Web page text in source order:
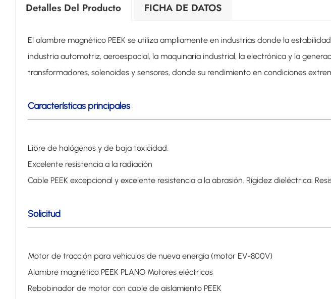
Detalles Del Producto FICHA DE DATOS
El alambre magnético PEEK se utiliza ampliamente en industrias donde la
industria automotriz, aeroespacial, la maquinaria industrial, la electrónica y la
transformadores, solenoides y sensores, donde su rendimiento en condiciones
Características principales
Libre de halógenos y de baja toxicidad.
Excelente resistencia a la radiación
Cable PEEK excepcional y excelente resistencia a la abrasión. Rigidez dieléctrica.
Solicitud
Motor de tracción para vehículos de nueva energía (motor EV-800V)
Alambre magnético PEEK PLANO Motores eléctricos
Rebobinador de motor con cable de aislamiento PEEK